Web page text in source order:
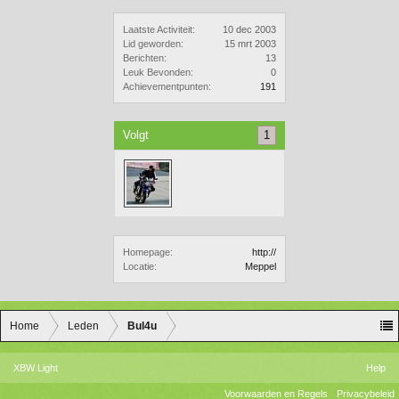
Laatste Activiteit:
10 dec 2003
Lid geworden:
15 mrt 2003
Berichten:
13
Leuk Bevonden:
0
Achievementpunten:
191
Volgt 1
Homepage:
http://
Locatie:
Meppel
Home Leden Bul4u
XBW Light Help
Voorwaarden en Regels Privacybeleid